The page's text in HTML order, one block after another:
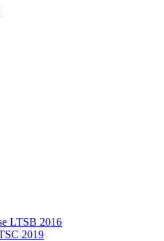
LTSB 2016
2019